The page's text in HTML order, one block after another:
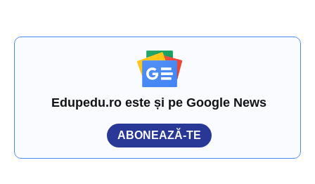
Edupedu.ro este și pe Google News
ABONEAZĂ-TE